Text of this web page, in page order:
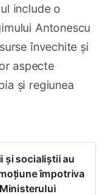
include o
Antonescu
învechite și
aspecte
și regiunea
și socialiștii au
împotriva